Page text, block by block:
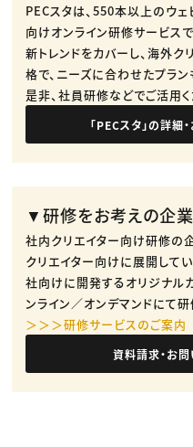
PECスタは、550本以上のウ
向けオンライン研修サービス
新トレンドをカバーし、海外
格で、ニーズに合わせたプラン
是非、社員研修などでご活用く
「PECスタ」の詳細
▼研修をお考えの企
社内クリエイター向け研修の
クリエイター向けに展開して
社向けに開発するオリジナル
ンライン／オンデマンドにて研
＞＞＞研修サービスのご案内
資料請求・お